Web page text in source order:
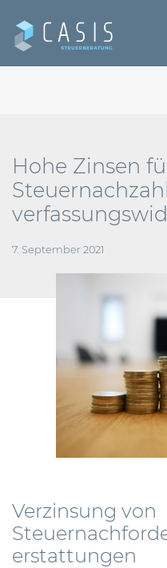
Hohe Zinsen
7. September 2021
Verzinsung von
erstattungen